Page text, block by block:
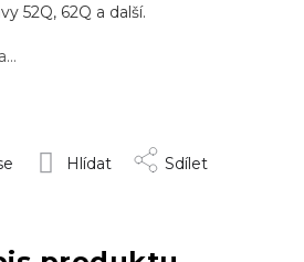
52Q, 62Q a další.
Hlídat Sdílet